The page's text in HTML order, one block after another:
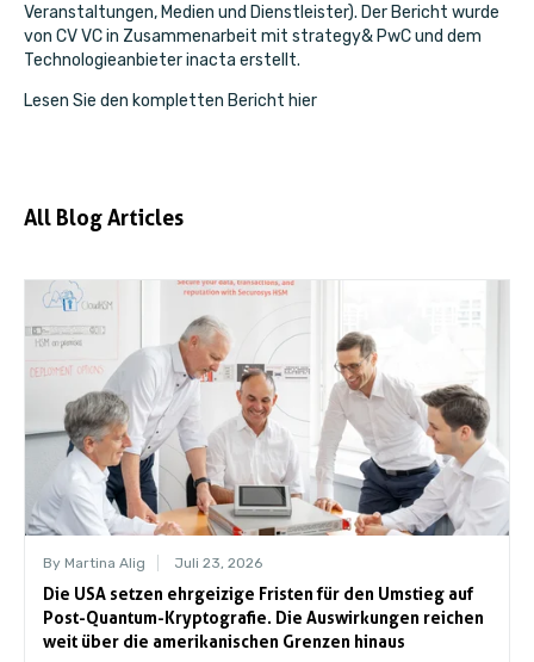
Veranstaltungen, Medien und Dienstleister). Der Bericht wurde
von CV VC in Zusammenarbeit mit strategy& PwC und dem
Technologieanbieter inacta erstellt.
Lesen Sie den kompletten Bericht hier
All Blog Articles
By Martina Alig Juli 23, 2026
Die USA setzen ehrgeizige Fristen für den Umstieg auf
Post-Quantum-Kryptografie. Die Auswirkungen reichen
weit über die amerikanischen Grenzen hinaus